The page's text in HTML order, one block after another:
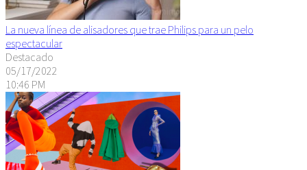
La nueva línea de alisadores que trae Philips para un pelo
espectacular
Destacado
05/17/2022
10:46 PM